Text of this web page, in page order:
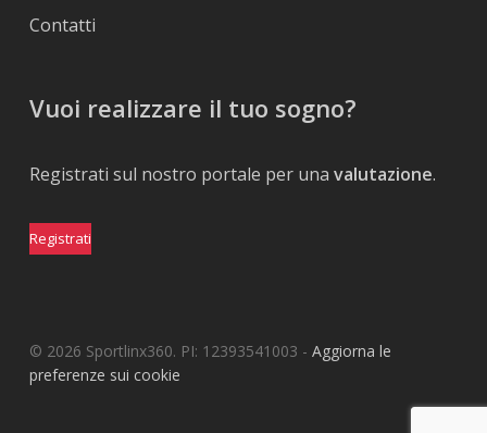
Contatti
Vuoi realizzare il tuo sogno?
Registrati sul nostro portale per una valutazione.
Registrati
© 2026 Sportlinx360. PI: 12393541003 - Aggiorna le
preferenze sui cookie